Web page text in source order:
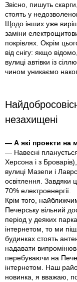
Звісно, пишуть
стоять у
Щодо інших уже
заміни
покрівлях. Окрім
від снігу: якщо
вулиці автівки із
чином уникаємо
незахищені
— А які проекти на
— Навесні
Херсона і з
вулиці Мазепи і
освітлення.
70% електроенергії.
Крім того,
Печерську вільний
період у деяких
інтернетом, то ми
будинках стоять
надавати
перебуваючи на
інтернетом. Наш
новинка, я вважаю,